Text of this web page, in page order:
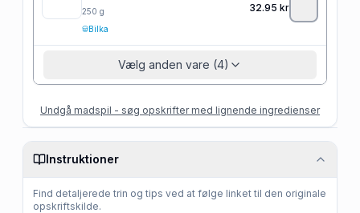
250 g
Bilka
32.95 kr
Vælg anden vare (4)
Undgå madspil - søg opskrifter med lignende ingredienser
Instruktioner
Find detaljerede trin og tips ved at følge linket til den originale
opskriftskilde.